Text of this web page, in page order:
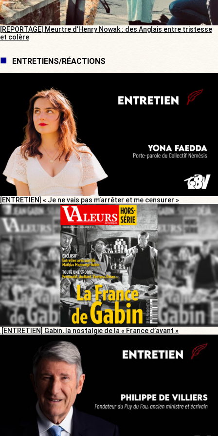
[REPORTAGE] Meurtre d’Henry Nowak : des Anglais entre tristesse
et colère
ENTRETIENS/RÉACTIONS
[ENTRETIEN] « Je ne vais pas m’arrêter et me censurer »
[ENTRETIEN] Gabin, la nostalgie de la « France d’avant »